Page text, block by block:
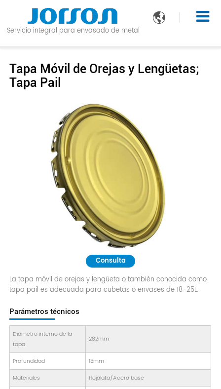

Servicio integral para envasado de metal
Tapa Móvil de Orejas y Lengüetas;
Tapa Pail
Consulta
La tapa móvil de orejas y lengüeta o también conocida como
tapa pail es adecuada para cubetas o envases de 18-25L.
Parámetros técnicos
Diámetro interno de la
tapa
282mm
Profundidad
13mm
Materiales
Hojalata/Acero base